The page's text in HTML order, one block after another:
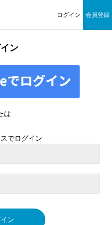
ログイン 会員登録
ン
は
でログイン
ン